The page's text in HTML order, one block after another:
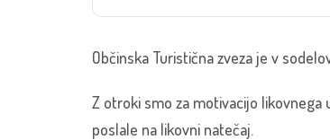
Občinska Turistična zveza je v
Z otroki smo za motivacijo likovnega
poslale na likovni natečaj.